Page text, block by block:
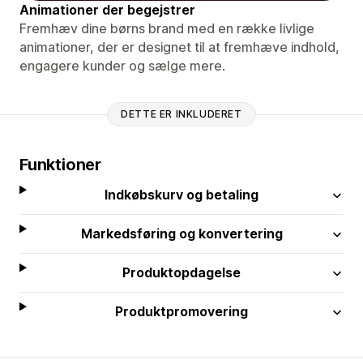
Animationer der begejstrer
Fremhæv dine børns brand med en række livlige
animationer, der er designet til at fremhæve indhold,
engagere kunder og sælge mere.
DETTE ER INKLUDERET
Funktioner
Indkøbskurv og betaling
Markedsføring og konvertering
Produktopdagelse
Produktpromovering